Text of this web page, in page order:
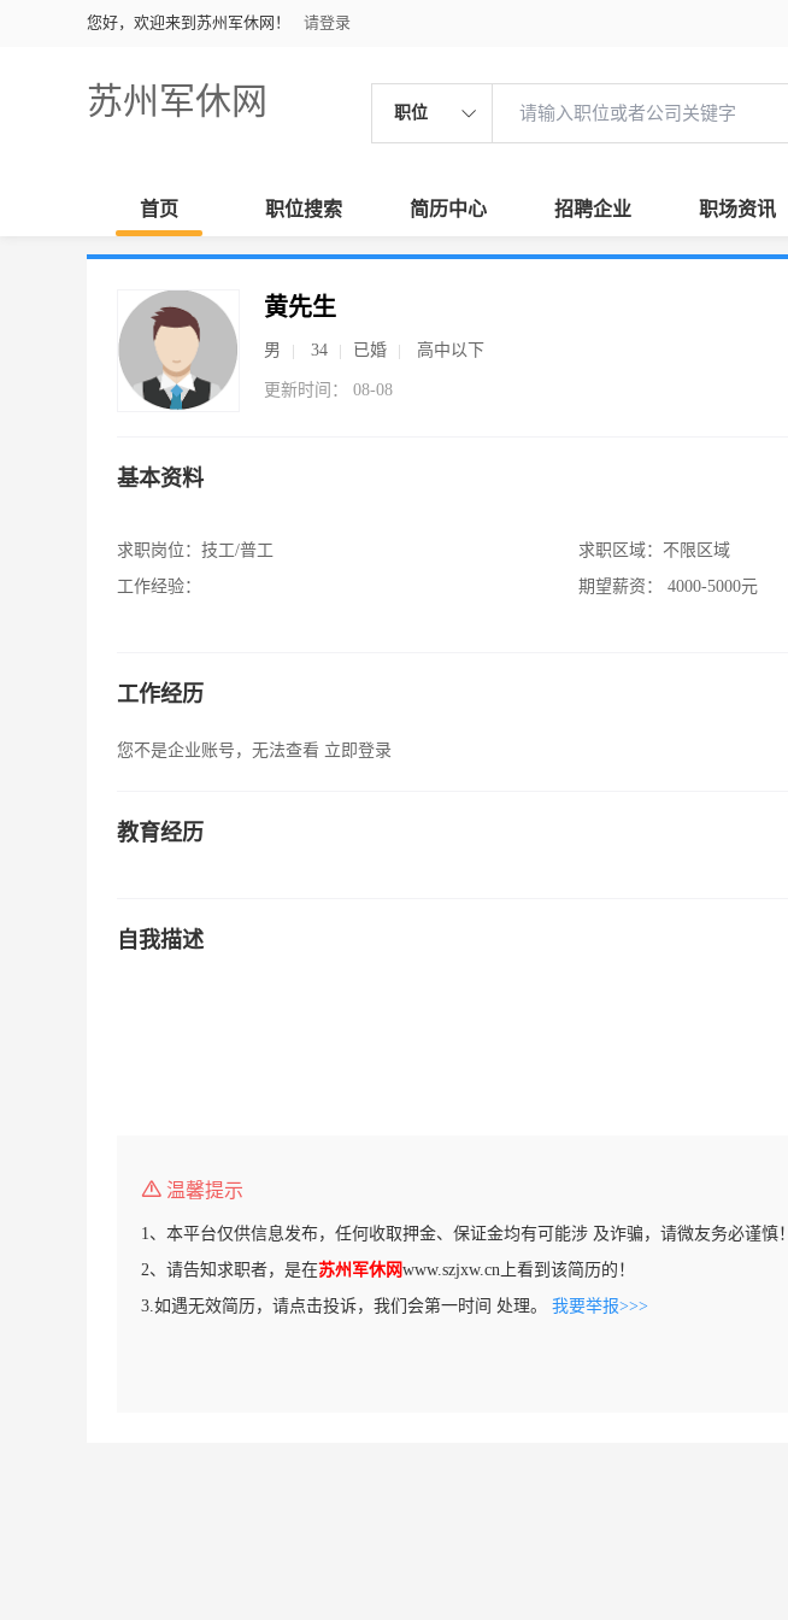
您好，欢迎来到苏州军休网！ 请登录
苏州军休网 职位
首页 职位搜索 简历中心 招聘企业 职场资讯
黄先生
男 34 已婚 高中以下
更新时间： 08-08
基本资料
求职岗位： 技工/普工
工作经验：
求职区域： 不限区域
期望薪资：
4000-5000元
工作经历
您不是企业账号，无法查看 立即登录
教育经历
自我描述
温馨提示
1、本平台仅供信息发布，任何收取押金、保证金均有可能涉 及诈骗，请微友务必谨慎！
2、请告知求职者，是在苏州军休网www.szjxw.cn上看到该简历的！
3.如遇无效简历，请点击投诉，我们会第一时间 处理。 我要举报>>>